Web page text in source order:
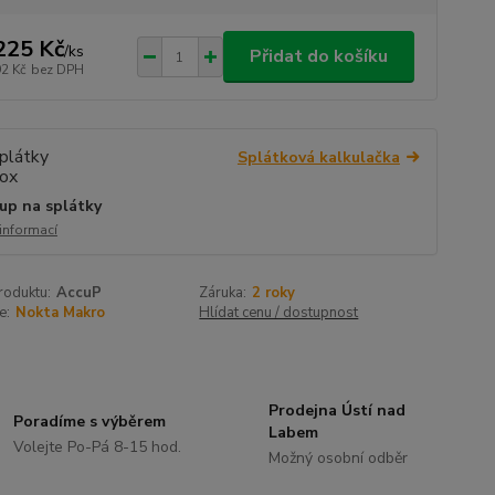
Kč/ks
Kč bez DPH
Přidat do košíku
Splátková kalkulačka
na splátky
AccuP Záruka: 2 roky
Nokta Makro Hlídat cenu / dostupnost
Poradíme s výběrem
Volejte Po-Pá 8-15 hod.
Prodejna Ústí nad
Labem
Možný osobní odběr